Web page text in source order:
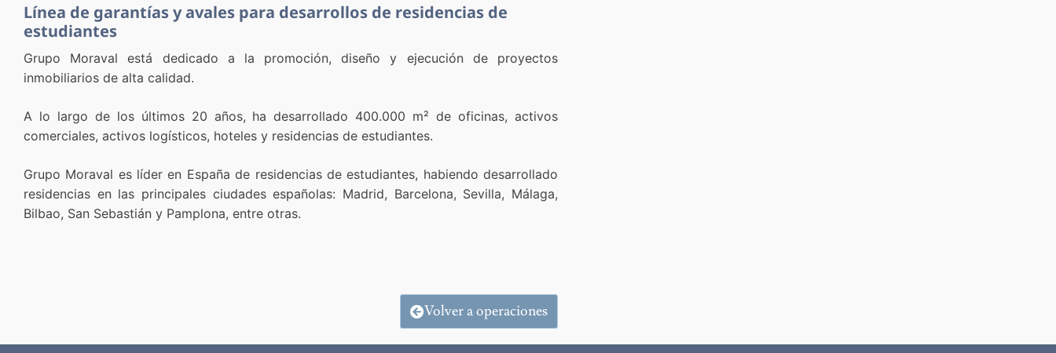
Línea de garantías y avales para desarrollos de residencias de
estudiantes
Grupo Moraval está dedicado a la promoción, diseño y ejecución de proyectos
inmobiliarios de alta calidad.
A lo largo de los últimos 20 años, ha desarrollado 400.000 m² de oficinas, activos
comerciales, activos logísticos, hoteles y residencias de estudiantes.
Grupo Moraval es líder en España de residencias de estudiantes, habiendo desarrollado
residencias en las principales ciudades españolas: Madrid, Barcelona, Sevilla, Málaga,
Bilbao, San Sebastián y Pamplona, entre otras.
Volver a operaciones